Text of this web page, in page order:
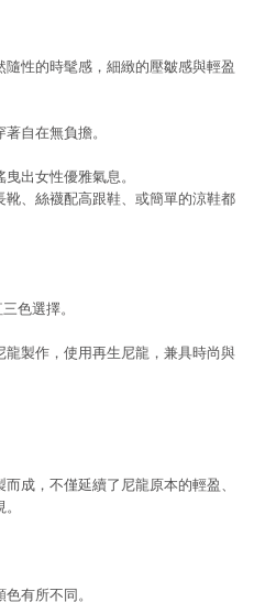
性的時髦感，細緻的壓皺感與輕盈
自在無負擔。
出女性優雅氣息。
、絲襪配高跟鞋、或簡單的涼鞋都
色選擇。
製作，使用再生尼龍，兼具時尚與
成，不僅延續了尼龍原本的輕盈、
有所不同。